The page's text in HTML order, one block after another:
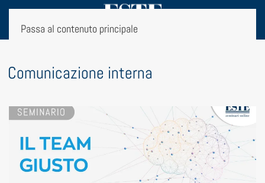
Passa al contenuto principale
Comunicazione interna